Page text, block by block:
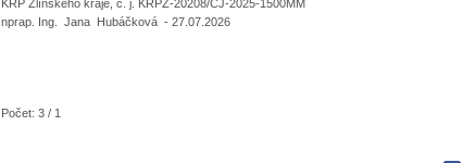
KŘP Zlínského kraje, č. j. KRPZ-20208/ČJ-2025-1500MM
nprap. Ing. Jana Hubáčková - 27.07.2026
Počet: 3 / 1